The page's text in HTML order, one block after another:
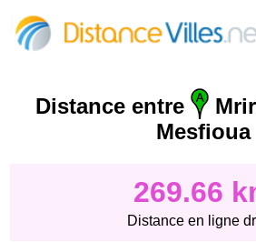
Distance entre
Mesfioua
269.66
Distance en ligne